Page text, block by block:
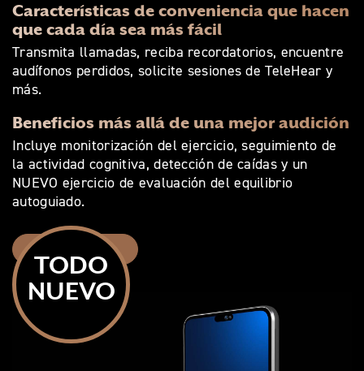
Características de conveniencia que hacen
que cada día sea más fácil
Transmita llamadas, reciba recordatorios, encuentre
audífonos perdidos, solicite sesiones de TeleHear y
más.
Beneficios más allá de una mejor audición
Incluye monitorización del ejercicio, seguimiento de
la actividad cognitiva, detección de caídas y un
NUEVO ejercicio de evaluación del equilibrio
autoguiado.
TODO
NUEVO
Aprenda más